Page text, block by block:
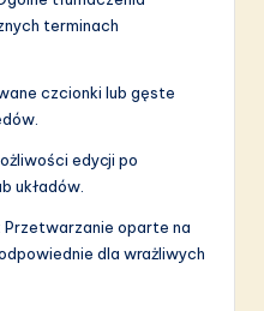
terminach
czcionki lub gęste
edycji po
układów.
: Przetwarzanie oparte na
dla wrażliwych